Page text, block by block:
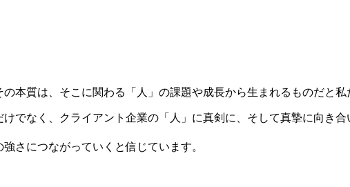
本質は、そこに関わる「人」の課題や成長から生まれるものだと私
でなく、クライアント企業の「人」に真剣に、そして真摯に向き
さにつながっていくと信じています。